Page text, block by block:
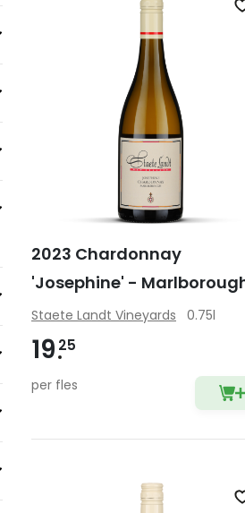
2023 Chardonnay
'Josephine' -
Staete Landt Vineyards 0.75l
19 25
per fles